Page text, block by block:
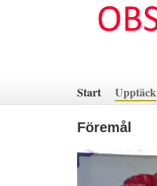
innehåll
Start Upptäck
Föremål